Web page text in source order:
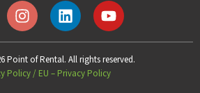
Point of Rental. All rights reserved.
Policy/ EU – Privacy Policy